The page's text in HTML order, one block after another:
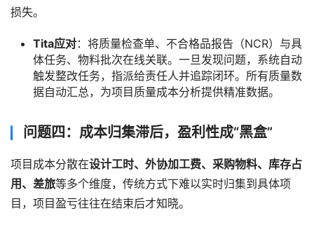
损失。
Tita应对：将质量检查单、不合格品报告（NCR）与具
体任务、物料批次在线关联。一旦发现问题，系统自动
触发整改任务，指派给责任人并追踪闭环。所有质量数
据自动汇总，为项目质量成本分析提供精准数据。
问题四：成本归集滞后，盈利性成“黑盒”
项目成本分散在设计工时、外协加工费、采购物料、库存占
用、差旅等多个维度，传统方式下难以实时归集到具体项
目，项目盈亏往往在结束后才知晓。